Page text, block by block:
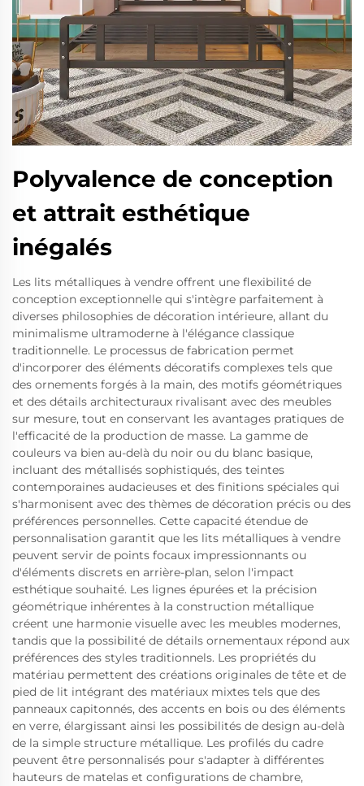
Polyvalence de conception
et attrait esthétique
inégalés
Les lits métalliques à vendre offrent une flexibilité de
conception exceptionnelle qui s'intègre parfaitement à
diverses philosophies de décoration intérieure, allant du
minimalisme ultramoderne à l'élégance classique
traditionnelle. Le processus de fabrication permet
d'incorporer des éléments décoratifs complexes tels que
des ornements forgés à la main, des motifs géométriques
et des détails architecturaux rivalisant avec des meubles
sur mesure, tout en conservant les avantages pratiques de
l'efficacité de la production de masse. La gamme de
couleurs va bien au-delà du noir ou du blanc basique,
incluant des métallisés sophistiqués, des teintes
contemporaines audacieuses et des finitions spéciales qui
s'harmonisent avec des thèmes de décoration précis ou des
préférences personnelles. Cette capacité étendue de
personnalisation garantit que les lits métalliques à vendre
peuvent servir de points focaux impressionnants ou
d'éléments discrets en arrière-plan, selon l'impact
esthétique souhaité. Les lignes épurées et la précision
géométrique inhérentes à la construction métallique
créent une harmonie visuelle avec les meubles modernes,
tandis que la possibilité de détails ornementaux répond aux
préférences des styles traditionnels. Les propriétés du
matériau permettent des créations originales de tête et de
pied de lit intégrant des matériaux mixtes tels que des
panneaux capitonnés, des accents en bois ou des éléments
en verre, élargissant ainsi les possibilités de design au-delà
de la simple structure métallique. Les profilés du cadre
peuvent être personnalisés pour s'adapter à différentes
hauteurs de matelas et configurations de chambre,